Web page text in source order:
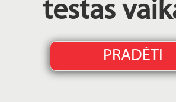
testas
PRADĖTI